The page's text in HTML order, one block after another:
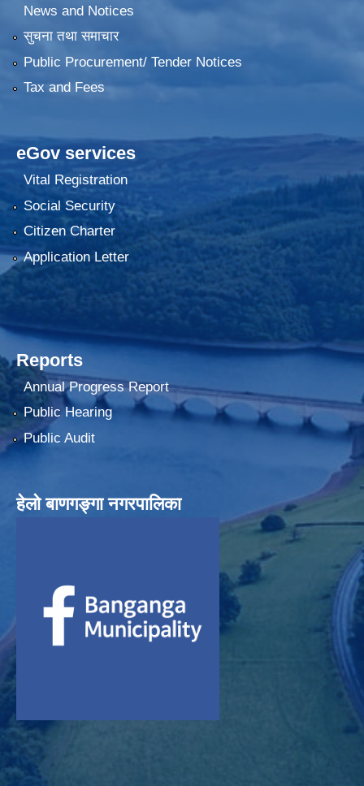
News and Notices
सुचना तथा समाचार
Public Procurement/ Tender Notices
Tax and Fees
eGov services
Vital Registration
Social Security
Citizen Charter
Application Letter
Reports
Annual Progress Report
Public Hearing
Public Audit
हेलाे बाणगङ्गा नगरपालिका